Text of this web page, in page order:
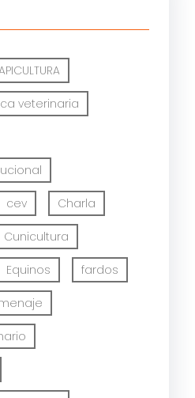
veterinaria
cev Charla
Cunicultura
Equinos fardos